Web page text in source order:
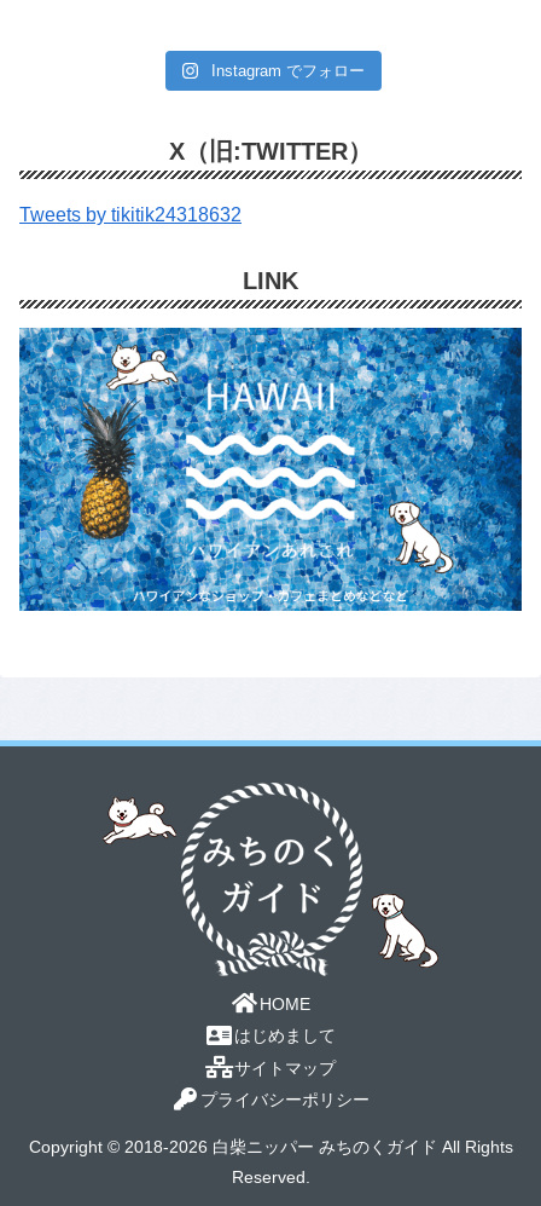
Instagram でフォロー
X（旧:TWITTER）
Tweets by tikitik24318632
LINK
HOME
はじめまして
サイトマップ
プライバシーポリシー
Copyright © 2018-2026 白柴ニッパー みちのくガイド All Rights
Reserved.